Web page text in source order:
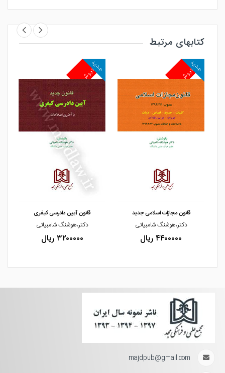
کتابهای مرتبط
مشاهده و خرید
پرفروش
جدید
مشاهده و خرید
قانون مجازات اسلامی جدید
دکتر،هوشنگ شامبیاتی
۴۴۰۰۰۰۰ ریال
پرفروش
جدید
قانون آیین دادرسی کیفری
دکتر،هوشنگ شامبیاتی
۳۲۰۰۰۰۰ ریال
majdpub@gmail.com